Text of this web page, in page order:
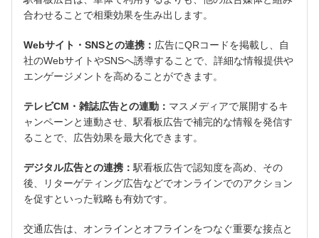
合わせることで相乗効果を生み出します。
Webサイト・SNSとの連携： 広告にQRコードを掲載し、自
社のWebサイトやSNSへ誘導することで、詳細な情報提供や
エンゲージメントを高めることができます。
テレビCM・雑誌広告との連動： マスメディアで展開するキ
ャンペーンと連動させ、駅看板広告で補完的な情報を発信す
ることで、広告効果を最大化できます。
デジタル広告との連携：駅看板広告で認知度を高め、その
後、リターゲティング広告などでオンラインでのアクション
を促すといった戦略も有効です。
交通広告は、オンラインとオフラインをつなぐ重要な接点と